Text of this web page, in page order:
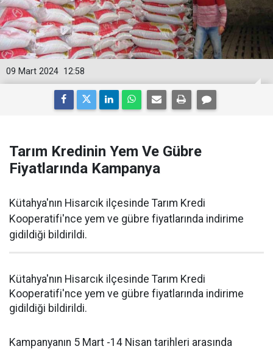
12:58
09 Mart 2024
Tarım Kredinin Yem Ve Gübre
Fiyatlarında Kampanya
Kütahya'nın Hisarcık ilçesinde Tarım Kredi
Kooperatifi'nce yem ve gübre fiyatlarında indirime
gidildiği bildirildi.
Kütahya'nın Hisarcık ilçesinde Tarım Kredi
Kooperatifi'nce yem ve gübre fiyatlarında indirime
gidildiği bildirildi.
Kampanyanın 5 Mart -14 Nisan tarihleri arasında